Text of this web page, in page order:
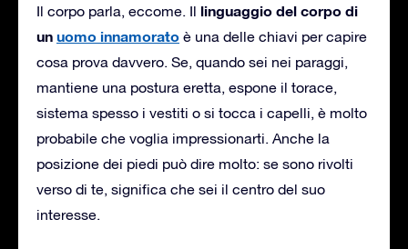
Il corpo parla, eccome. Il linguaggio del corpo di
un uomo innamorato è una delle chiavi per capire
cosa prova davvero. Se, quando sei nei paraggi,
mantiene una postura eretta, espone il torace,
sistema spesso i vestiti o si tocca i capelli, è molto
probabile che voglia impressionarti. Anche la
posizione dei piedi può dire molto: se sono rivolti
verso di te, significa che sei il centro del suo
interesse.